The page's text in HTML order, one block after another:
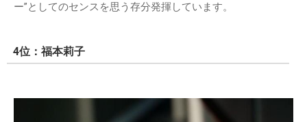
ー”としてのセンスを思う存分発揮しています。
4位：福本莉子